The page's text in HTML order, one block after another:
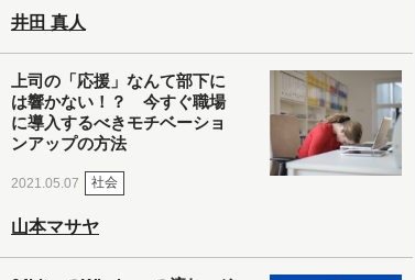
井田 真人
上司の「応援」なんて部下に
は響かない！？ 今すぐ職場
に導入するべきモチベーショ
ンアップの方法
2021.05.07 社会
山本マサヤ